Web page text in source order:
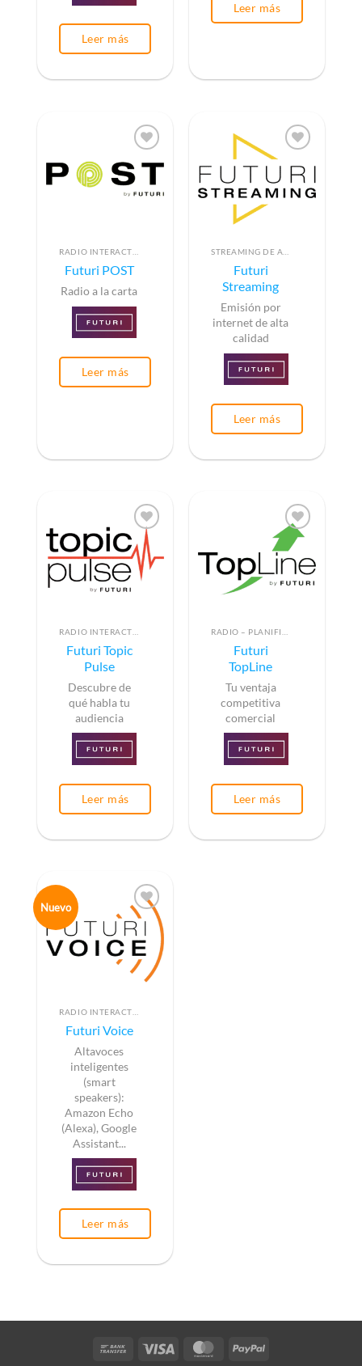
Leer más
Leer más
Futuri POST
Radio a la carta
Leer más
Futuri
Streaming
Emisión por
internet de alta
calidad
Leer más
Futuri Topic
Pulse
Descubre de
qué habla tu
audiencia
Leer más
Futuri
TopLine
Tu ventaja
competitiva
comercial
Leer más
Nuevo
Futuri Voice
Altavoces
inteligentes
(smart
speakers):
Amazon Echo
(Alexa), Google
Assistant...
Leer más
Bank
Visa MasterCardPayPal